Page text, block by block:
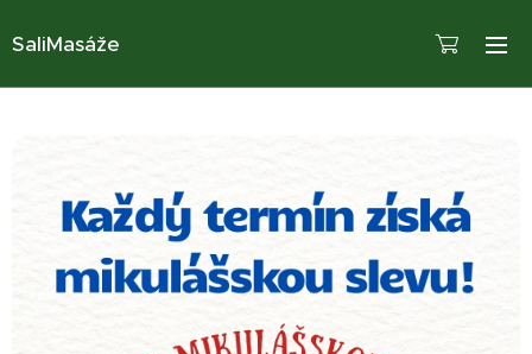
SaliMasáže